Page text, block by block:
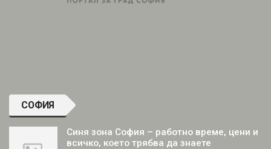
СОФИЯ
Синя зона София – работно време, цени и
всичко, което трябва да знаете